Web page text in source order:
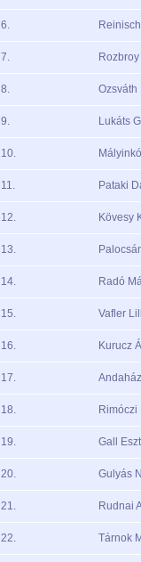
6.
7.
8. Ozsváth
9. Lukáts
10.
11. Pataki
12. Kövesy
13.
14. Radó
15. Vafler
16. Kurucz
17.
18. Rimóczi
19. Gall
20. Gulyás
21. Rudnai
22. Tárnok